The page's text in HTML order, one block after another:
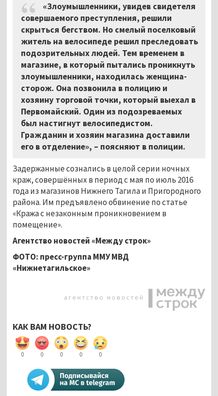
«Злоумышленники, увидев свидетеля
совершаемого преступления, решили
скрыться бегством. Но смелый поселковый
житель на велосипеде решил преследовать
подозрительных людей. Тем временем в
магазине, в который пытались проникнуть
злоумышленники, находилась женщина-
сторож. Она позвонила в полицию и
хозяину торговой точки, который выехал в
Первомайский. Один из подозреваемых
был настигнут велосипедистом.
Гражданин и хозяин магазина доставили
его в отделение», – поясняют в полиции.
Задержанные сознались в целой серии ночных
краж, совершённых в период с мая по июль 2016
года из магазинов Нижнего Тагила и Пригородного
района. Им предъявлено обвинение по статье
«Кража с незаконным проникновением в
помещение».
Агентство новостей «Между строк»
ФОТО: пресс-группа ММУ МВД
«Нижнетагильское»
КАК ВАМ НОВОСТЬ?
0 0 0 0 0